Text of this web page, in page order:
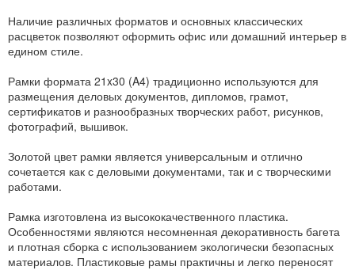
Наличие различных форматов и основных классических
расцветок позволяют оформить офис или домашний интерьер в
едином стиле.
Рамки формата 21x30 (A4) традиционно используются для
размещения деловых документов, дипломов, грамот,
сертификатов и разнообразных творческих работ, рисунков,
фотографий, вышивок.
Золотой цвет рамки является универсальным и отлично
сочетается как с деловыми документами, так и с творческими
работами.
Рамка изготовлена из высококачественного пластика.
Особенностями являются несомненная декоративность багета
и плотная сборка с использованием экологически безопасных
материалов. Пластиковые рамы практичны и легко переносят